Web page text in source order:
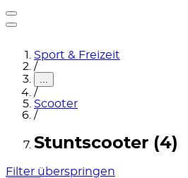
Sport & Freizeit
/
...
/
Scooter
/
Stuntscooter (4)
Filter überspringen